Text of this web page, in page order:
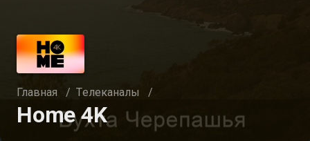
Главная / Телеканалы /
Home 4K
Смотреть